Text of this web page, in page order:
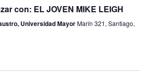
con: EL JOVEN MIKE LEIGH
Universidad MayorMarín 321, Santiago,